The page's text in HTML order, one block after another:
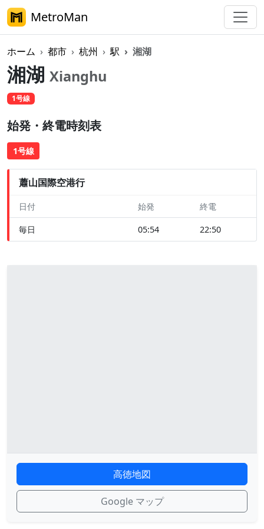
MetroMan
ホーム 都市 杭州 駅 湘湖
湘湖 Xianghu
1号線
始発・終電時刻表
1号線
蕭山国際空港行
日付 始発 終電
毎日 05:54 22:50
高徳地図
Google マップ